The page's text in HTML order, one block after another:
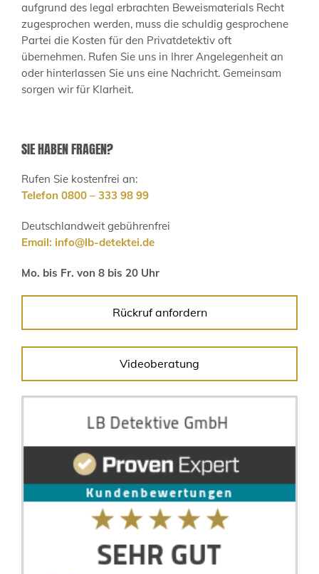
aufgrund des legal erbrachten Beweismaterials Recht
zugesprochen werden, muss die schuldig gesprochene
Partei die Kosten für den Privatdetektiv oft
übernehmen. Rufen Sie uns in Ihrer Angelegenheit an
oder hinterlassen Sie uns eine Nachricht. Gemeinsam
sorgen wir für Klarheit.
SIE HABEN FRAGEN?
Rufen Sie kostenfrei an:
Telefon 0800 – 333 98 99
Deutschlandweit gebührenfrei
Email: info@lb-detektei.de
Mo. bis Fr. von 8 bis 20 Uhr
Rückruf anfordern
Videoberatung